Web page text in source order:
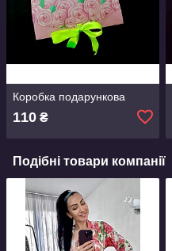
Коробка подарункова
110 ₴
Подібні товари компанії